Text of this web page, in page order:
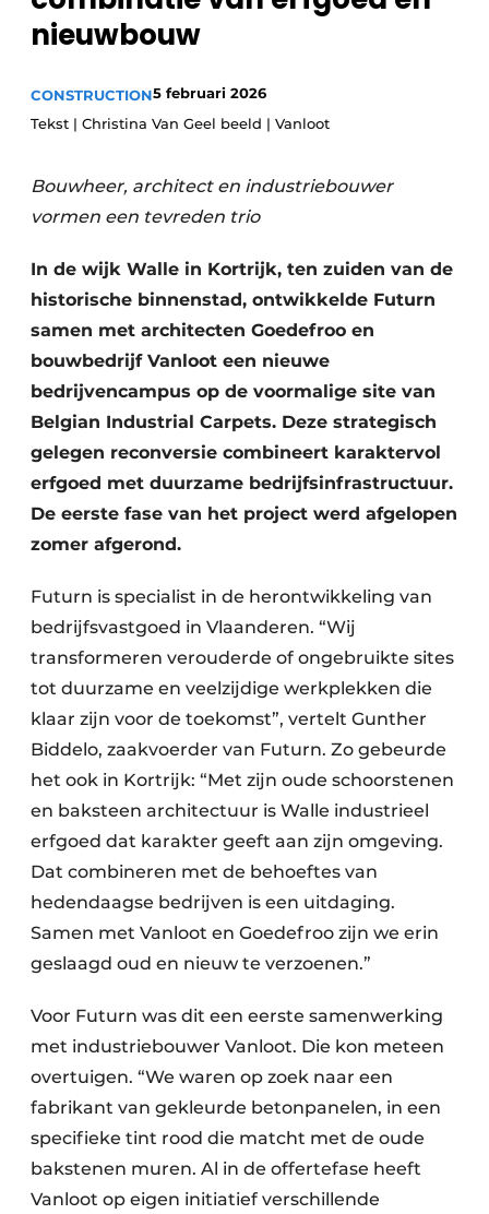
Privacy / Cookie statement
Vacatures
Video’s
nieuwbouw
CONSTRUCTION5 februari 2026
Tekst | Christina Van Geel beeld | Vanloot
Bouwheer, architect en industriebouwer
vormen een tevreden trio
In de wijk Walle in Kortrijk, ten zuiden van de
historische binnenstad, ontwikkelde Futurn
samen met architecten Goedefroo en
bouwbedrijf Vanloot een nieuwe
bedrijvencampus op de voormalige site van
Belgian Industrial Carpets. Deze strategisch
gelegen reconversie combineert karaktervol
erfgoed met duurzame bedrijfsinfrastructuur.
De eerste fase van het project werd afgelopen
zomer afgerond.
Futurn is specialist in de herontwikkeling van
bedrijfsvastgoed in Vlaanderen. “Wij
transformeren verouderde of ongebruikte sites
tot duurzame en veelzijdige werkplekken die
klaar zijn voor de toekomst”, vertelt Gunther
Biddelo, zaakvoerder van Futurn. Zo gebeurde
het ook in Kortrijk: “Met zijn oude schoorstenen
en baksteen architectuur is Walle industrieel
erfgoed dat karakter geeft aan zijn omgeving.
Dat combineren met de behoeftes van
hedendaagse bedrijven is een uitdaging.
Samen met Vanloot en Goedefroo zijn we erin
geslaagd oud en nieuw te verzoenen.”
Voor Futurn was dit een eerste samenwerking
met industriebouwer Vanloot. Die kon meteen
overtuigen. “We waren op zoek naar een
fabrikant van gekleurde betonpanelen, in een
specifieke tint rood die matcht met de oude
bakstenen muren. Al in de offertefase heeft
Vanloot op eigen initiatief verschillende